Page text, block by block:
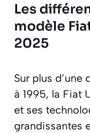
Les
modèle
2025
Sur plus
à 1995, la Fiat
et ses
grandissantes